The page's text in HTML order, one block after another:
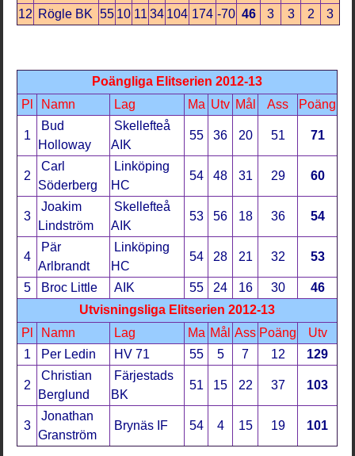
12 Rögle BK 55 10 11 34 104 174 -70 46 3 3 2 3
Poängliga Elitserien 2012-13
Pl
Namn Lag Ma Utv Mål Ass Poäng
1
Bud
Holloway
Skellefteå
AIK
55 36 20 51 71
2
Carl
Söderberg
Linköping
HC
54 48 31 29 60
3
Joakim
Lindström
Skellefteå
AIK
53 56 18 36 54
4
Pär
Arlbrandt
Linköping
HC
54 28 21 32 53
5 Broc Little AIK 55 24 16 30
46
Utvisningsliga Elitserien 2012-13
Pl
Namn Lag Ma Mål Ass Poäng
Utv
1
Per Ledin HV 71 55 5 7 12 129
2
Christian
Berglund
Färjestads
BK
51 15 22 37 103
3
Jonathan
Granström
Brynäs IF 54 4 15 19 101